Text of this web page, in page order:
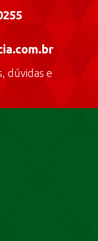
dúvidas e